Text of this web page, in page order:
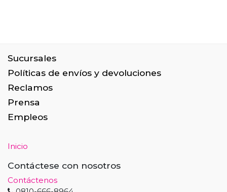
Sucursales
Políticas de envíos y devoluciones
Reclamos
Prensa
Empleos
Inicio
Contáctese con nosotros
Contáctenos